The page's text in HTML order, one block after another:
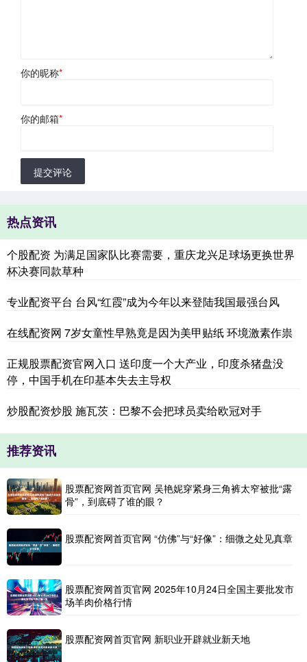
你的昵称*
你的邮箱*
提交评论
热点资讯
个股配资 为满足国家队比赛需要，重庆龙兴足球场更换世界
杯决赛同款草种
专业配资平台 台风“红霞”成为今年以来登陆我国最强台风
在线配资网 7岁女童性早熟竟是因为美甲贴纸 环境激素作祟
正规股票配资官网入口 送印度一个大产业，印度杀猪盘没
停，中国手机在印基本失去主导权
炒股配资炒股 施瓦茨：巴黎不会把球员卖给欧冠对手
推荐资讯
股票配资网首页官网 吴艳妮穿紧身三角裤太窄被批“露
骨”，到底碍了谁的眼？
股票配资网首页官网 “仿佛”与“好像”：细微之处见真章
股票配资网首页官网 2025年10月24日全国主要批发市
场羊肉价格行情
股票配资网首页官网 新职业开辟就业新天地